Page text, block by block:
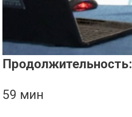
Продолжительность:
59 мин